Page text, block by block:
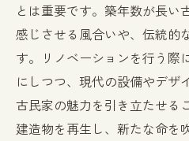
とは重要です。築年数が長い
感じさせる風合いや、伝統的
す。リノベーションを行う際
にしつつ、現代の設備やデザ
古民家の魅力を引き立たせる
建造物を再生し、新たな命を